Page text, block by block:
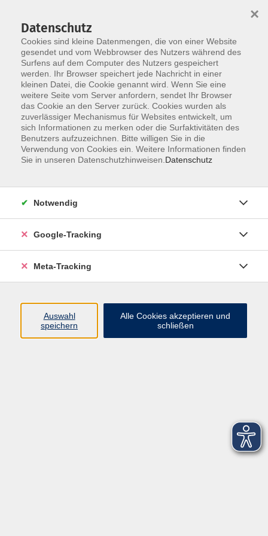
Skip to main content
Der Kurs konnte nicht gefunden werden.
Über uns
Datenschutz
Cookies sind kleine Datenmengen, die von einer Website
gesendet und vom Webbrowser des Nutzers während des
Surfens auf dem Computer des Nutzers gespeichert
werden. Ihr Browser speichert jede Nachricht in einer
kleinen Datei, die Cookie genannt wird. Wenn Sie eine
weitere Seite vom Server anfordern, sendet Ihr Browser
das Cookie an den Server zurück. Cookies wurden als
zuverlässiger Mechanismus für Websites entwickelt, um
sich Informationen zu merken oder die Surfaktivitäten des
Benutzers aufzuzeichnen. Bitte willigen Sie in die
Verwendung von Cookies ein. Weitere Informationen finden
Sie in unseren Datenschutzhinweisen. Datenschutz
×
Notwendig
Google-Tracking
Meta-Tracking
Auswahl
speichern
Alle Cookies akzeptieren und
schließen